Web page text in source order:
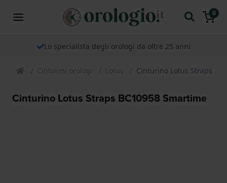
0
Lo specialista degli orologi da oltre 25 anni
Cinturini orologi Lotus Cinturino Lotus Straps
Cinturino Lotus Straps BC10958 Smartime